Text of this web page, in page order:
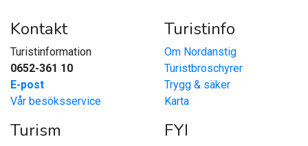
Kontakt
Turistinformation
0652-361 10
E-post
Vår besöksservice
Turistinfo
Om Nordanstig
Turistbroschyrer
Trygg & säker
Karta
Turism FYI